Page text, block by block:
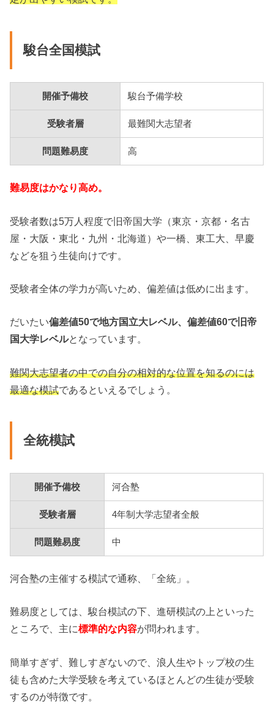
駿台全国模試
開催予備校 駿台予備学校
受験者層 最難関大志望者
問題難易度 高
難易度はかなり高め。
受験者数は5万人程度で旧帝国大学（東京・京都・名古
屋・大阪・東北・九州・北海道）や一橋、東工大、早慶
などを狙う生徒向けです。
受験者全体の学力が高いため、偏差値は低めに出ます。
だいたい偏差値50で地方国立大レベル、偏差値60で旧帝
国大学レベルとなっています。
難関大志望者の中での自分の相対的な位置を知るのには
最適な模試であるといえるでしょう。
全統模試
開催予備校 河合塾
受験者層 4年制大学志望者全般
問題難易度 中
河合塾の主催する模試で通称、「全統」。
難易度としては、駿台模試の下、進研模試の上といった
ところで、主に標準的な内容が問われます。
簡単すぎず、難しすぎないので、浪人生やトップ校の生
徒も含めた大学受験を考えているほとんどの生徒が受験
するのが特徴です。